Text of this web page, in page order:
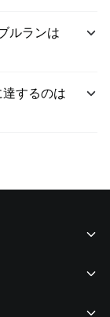
ルランは
するのは